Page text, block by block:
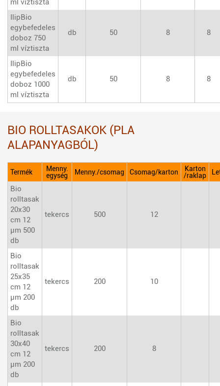
ml víztiszta
IlipBio
egybefedeles
doboz 750
ml víztiszta
db 50 8 8
IlipBio
egybefedeles
doboz 1000
ml víztiszta
db 50 8 8
BIO ROLLTASAKOK (PLA
ALAPANYAGBÓL)
Termék
Menny.
egység
Menny./csomag Csomag/karton
Karton
/raklap
Bio
rolltasak
20x30
cm 12
µm 500
db
tekercs 500 12
Bio
rolltasak
25x35
cm 12
µm 200
db
tekercs 200 10
Bio
rolltasak
30x40
cm 12
µm 200
db
tekercs 200 8